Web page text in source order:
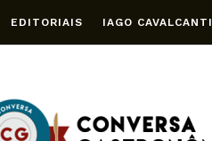
EDITORIAIS IAGO CAVALCANTI